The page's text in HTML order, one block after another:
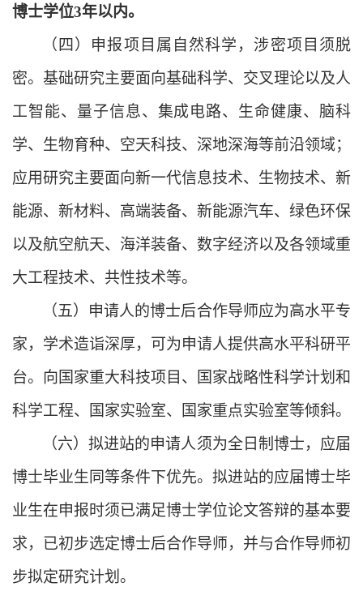
博士学位3年以内。
（四） 申报项目属自然科学，涉密项目须脱
密。基础研究主要面向基础科学、交叉理论以及人
工智能、量子信息、集成电路、生命健康、脑科
学、生物育种、空天科技、深地深海等前沿领域；
应用研究主要面向新一代信息技术、生物技术、新
能源、新材料、高端装备、新能源汽车、绿色环保
以及航空航天、海洋装备、数字经济以及各领域重
大工程技术、共性技术等。
（五） 申请人的博士后合作导师应为高水平专
家，学术造诣深厚，可为申请人提供高水平科研平
台。向国家重大科技项目、国家战略性科学计划和
科学工程、国家实验室、国家重点实验室等倾斜。
（六）拟进站的申请人须为全日制博士，应届
博士毕业生同等条件下优先。拟进站的应届博士毕
业生在申报时须已满足博士学位论文答辩的基本要
求，已初步选定博士后合作导师，并与合作导师初
步拟定研究计划。